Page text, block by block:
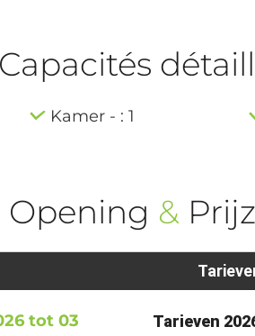
Capacités
Kamer - : 1
Opening &
tot 03
Tarieven